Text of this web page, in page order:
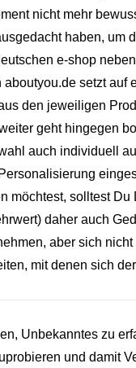
nicht mehr
haben, um
e-shop
setzt
den jeweiligen
geht hingegen
auch individuell
möchtest, solltest
daher auch
aber sich
mit denen sich
Unbekanntes zu
und damit